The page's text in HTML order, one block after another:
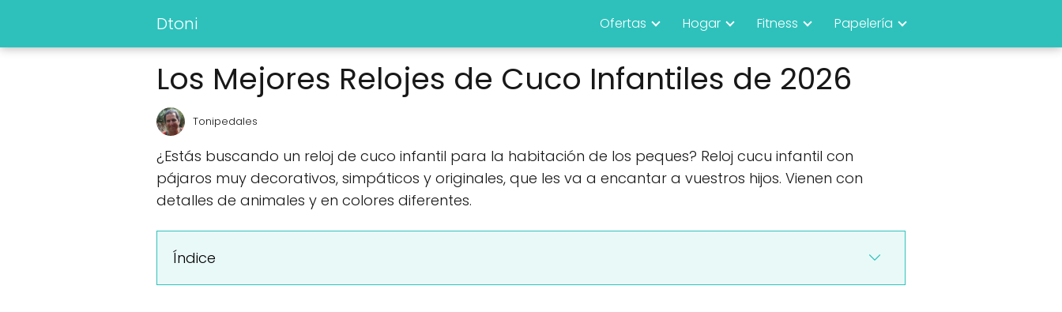
Dtoni Ofertas Hogar Fitness Papelería
Los Mejores Relojes de Cuco Infantiles de 2026
Tonipedales
¿Estás buscando un reloj de cuco infantil para la habitación de los peques? Reloj cucu infantil con
pájaros muy decorativos, simpáticos y originales, que les va a encantar a vuestros hijos. Vienen con
detalles de animales y en colores diferentes.
Índice